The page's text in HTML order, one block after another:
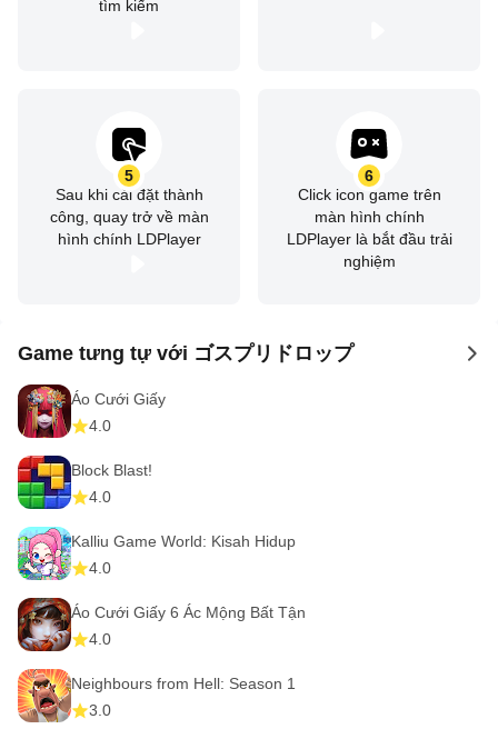
tìm kiếm
5
Sau khi cài đặt thành
công, quay trở về màn
hình chính LDPlayer
6
Click icon game trên
màn hình chính
LDPlayer là bắt đầu trải
nghiệm
Game tưng tự với ゴスプリドロップ to
Áo Cưới Giấy
4.0
Block Blast!
4.0
Kalliu Game World: Kisah Hidup
4.0
Áo Cưới Giấy 6 Ác Mộng Bất Tận
4.0
Neighbours from Hell: Season 1
3.0